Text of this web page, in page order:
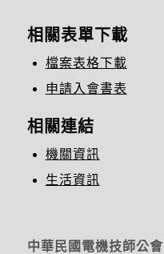
相關表單下載
檔案表格下載
申請入會書表
相關連結
機關資訊
生活資訊
中華民國電機技師公會